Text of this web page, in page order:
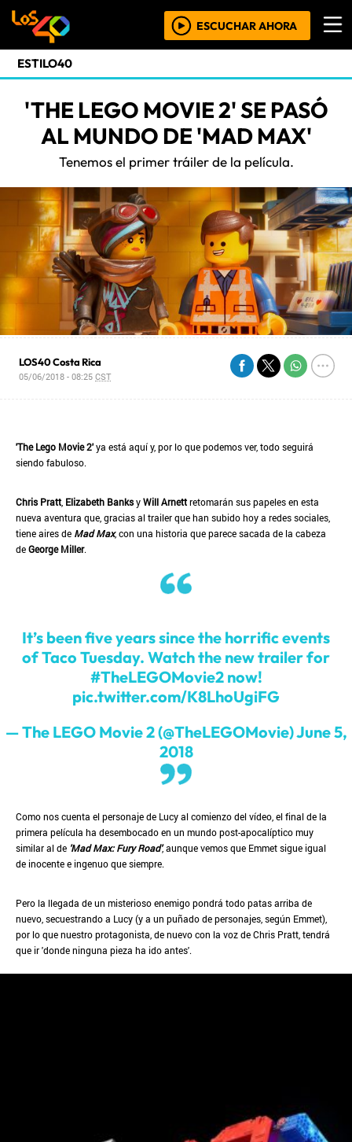
ESCUCHAR AHORA
ESTILO40
'THE LEGO MOVIE 2' SE PASÓ
AL MUNDO DE 'MAD MAX'
Tenemos el primer tráiler de la película.
LOS40 Costa Rica
05/06/2018 - 08:25CST
'The Lego Movie 2'ya está aquí y, por lo que podemos ver, todo seguirá
siendo fabuloso.
Chris Pratt Elizabeth BanksyWill Arnettretomarán sus papeles en esta
nueva aventura que, gracias al trailer que han subido hoy a redes sociales,
tiene aires de Mad Max, con una historia que parece sacada de la cabeza
deGeorge Miller.
It’s been five years since the horrific events
of Taco Tuesday. Watch the new trailer for
#TheLEGOMovie2now!
pic.twitter.com/K8LhoUgiFG
— The LEGO Movie 2 (@TheLEGOMovie)June 5,
2018
Como nos cuenta el personaje de Lucy al comienzo del vídeo, el final de la
primera película ha desembocado en un mundo post-apocalíptico muy
similar al de 'Mad Max: Fury Road', aunque vemos que Emmet sigue igual
de inocente e ingenuo que siempre.
Pero la llegada de un misterioso enemigo pondrá todo patas arriba de
nuevo, secuestrando a Lucy (y a un puñado de personajes, según Emmet),
por lo que nuestro protagonista, de nuevo con la voz de Chris Pratt, tendrá
que ir 'donde ninguna pieza ha ido antes'.